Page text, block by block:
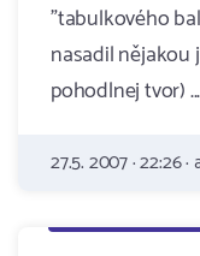
"tabulkového
nasadil
pohodlnej tvor)
27.5. 2007 · 22:26